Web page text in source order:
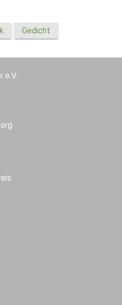
Gedicht
e.V.